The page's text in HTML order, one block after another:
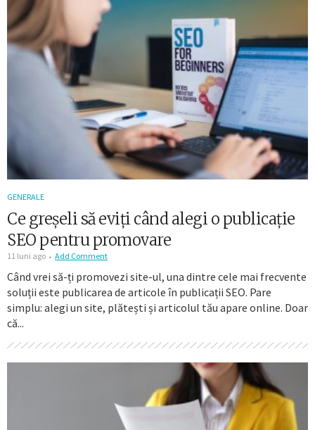
GENERALE
Ce greșeli să eviți când alegi o publicație
SEO pentru promovare
11 luni ago Add Comment
Când vrei să-ți promovezi site-ul, una dintre cele mai frecvente
soluții este publicarea de articole în publicații SEO. Pare
simplu: alegi un site, plătești și articolul tău apare online. Doar
că...